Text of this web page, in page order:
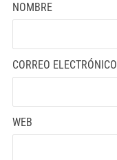
NOMBRE
CORREO ELECTRÓNICO
WEB